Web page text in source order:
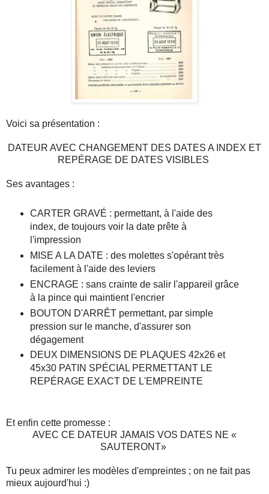
Voici sa présentation :
DATEUR AVEC CHANGEMENT DES DATES A INDEX ET
REPÉRAGE DE DATES VISIBLES
Ses avantages :
CARTER GRAVÉ : permettant, à l'aide des
index, de toujours voir la date prête à
l'impression
MISE A LA DATE : des molettes s'opérant très
facilement à l'aide des leviers
ENCRAGE : sans crainte de salir l'appareil grâce
à la pince qui maintient l'encrier
BOUTON D'ARRÊT permettant, par simple
pression sur le manche, d'assurer son
dégagement
DEUX DIMENSIONS DE PLAQUES 42x26 et
45x30 PATIN SPÉCIAL PERMETTANT LE
REPÉRAGE EXACT DE L'EMPREINTE
Et enfin cette promesse :
AVEC CE DATEUR JAMAIS VOS DATES NE «
SAUTERONT»
Tu peux admirer les modèles d'empreintes ; on ne fait pas
mieux aujourd'hui :)